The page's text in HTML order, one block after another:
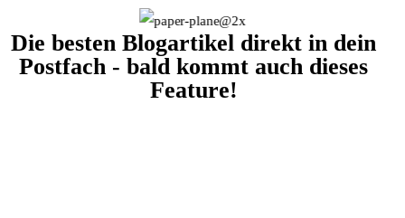
Die besten Blogartikel direkt in dein
Postfach - bald kommt auch dieses
Feature!